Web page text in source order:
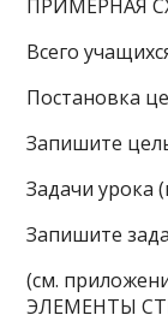
ПРИМЕРНАЯ
Всего учащихся
Постановка
Запишите
Задачи урока
Запишите
(см.
ЭЛЕМЕНТЫ